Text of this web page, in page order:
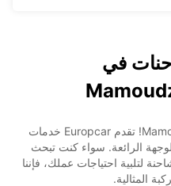
في
أهلاً بكم في Mamoudzou Hotel Caribou! تقدم Europcar خدمات
الرائعة. سواء كنت تبحث
لتلبية احتياجات عملك، فإننا
المثالية.